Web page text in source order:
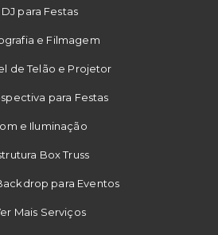
DJ para Festas
e Filmagem
de Telão e Projetor
para Festas
e Iluminação
Box Truss
para Eventos
Mais Serviços